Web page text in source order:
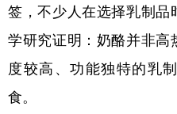
法律 中央文件
签，不少人在选择乳制品
学研究证明：奶酪并非高
度较高、功能独特的乳
食。